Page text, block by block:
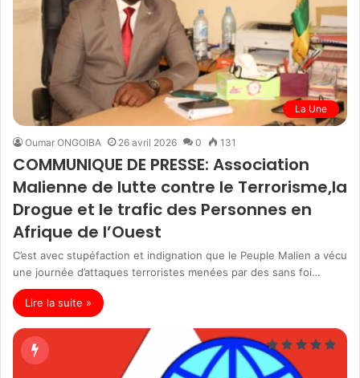
La Une
Oumar ONGOIBA 26 avril 2026 0 131
COMMUNIQUE DE PRESSE: Association
Malienne de lutte contre le Terrorisme,la
Drogue et le trafic des Personnes en
Afrique de l’Ouest
C’est avec stupéfaction et indignation que le Peuple Malien a vécu
une journée d’attaques terroristes menées par des sans foi…
Lire la suite »